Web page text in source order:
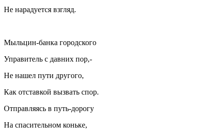
Не нарадуется взгляд.
Мыльцин-банка городского
Управитель с давних пор,-
Не нашел пути другого,
Как отставкой вызвать спор.
Отправляясь в путь-дорогу
На спасительном коньке,